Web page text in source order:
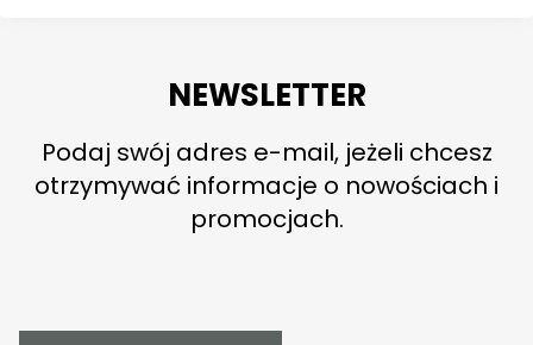
NEWSLETTER
Podaj swój adres e-mail, jeżeli chcesz
otrzymywać informacje o nowościach i
promocjach.